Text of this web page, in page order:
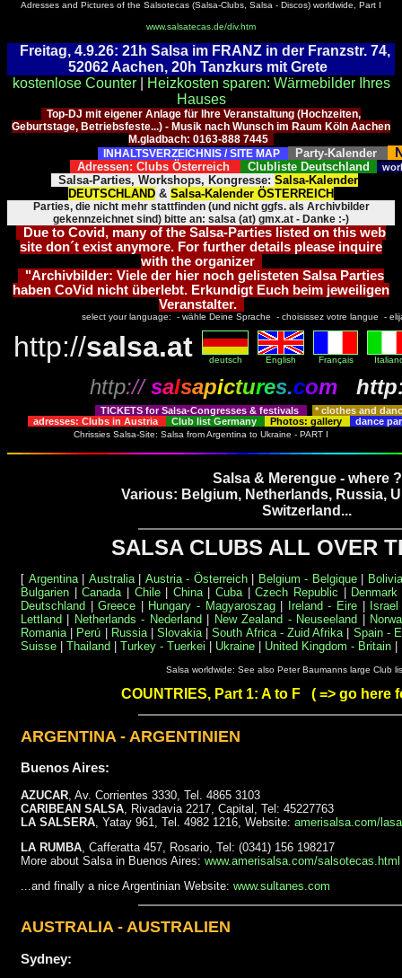
Adresses and Pictures of the Salsotecas (Salsa-Clubs, Salsa - Discos) worldwide, Part I
www.salsatecas.de/div.htm
Freitag, 4.9.26: 21h Salsa im FRANZ in der Franzstr. 74,
52062 Aachen, 20h Tanzkurs mit Grete
kostenlose Counter|
Heizkosten sparen: Wärmebilder Ihres
Hauses
Top-DJ mit eigener Anlage für Ihre Veranstaltung (Hochzeiten,
Geburtstage, Betriebsfeste...) - Musik nach Wunsch im Raum Köln Aachen
M.gladbach: 0163-888 7445
INHALTSVERZEICHNIS / SITE MAP
Party-Kalender
Adressen: Clubs Österreich Clubliste Deutschland
Salsa-Parties, Workshops, Kongresse: Salsa-Kalender
DEUTSCHLAND & Salsa-Kalender ÖSTERREICH
Parties, die nicht mehr stattfinden (und nicht ggfs. als Archivbilder
gekennzeichnet sind) bitte an: salsa (at) gmx.at - Danke :-)
Due to Covid, many of the Salsa-Parties listed on this web
site don´t exist anymore. For further details please inquire
with the organizer
"Archivbilder: Viele der hier noch gelisteten Salsa Parties
haben CoVid nicht überlebt. Erkundigt Euch beim jeweiligen
Veranstalter.
select your language: - wähle Deine Sprache - choisissez votre langue -
http://salsa.at deutsch English Français
http:// salsapictures.com
TICKETS for Salsa-Congresses & festivals
* clothes and
adresses: Clubs in Austria
Club list Germany Photos: gallery dance
Chrissies Salsa-Site: Salsa from Argentina to Ukraine - PART I
Salsa & Merengue - where ?
Various: Belgium, Netherlands, Russia,
Switzerland...
SALSA CLUBS ALL OVER
[ Argentina| Australia| Austria - Österreich| Belgium - Belgique|
Bulgarien |Canada| Chile| China|Cuba|Czech Republic Denmark
Deutschland |Greece Hungary - Magyaroszag| Ireland - Eire Israel
Lettland
Netherlands - Nederland New Zealand - Neuseeland
Romania| Perú Russia|Slovakia|South Africa - Zuid Afrika| Spain -
Suisse
Thailand Turkey - Tuerkei Ukraine United Kingdom - Britain
Salsa worldwide: See also Peter Baumanns large Club
COUNTRIES, Part 1: A to F ( => go here
ARGENTINA - ARGENTINIEN
Buenos Aires:
AZUCAR, Av. Corrientes 3330, Tel. 4865 3103
CARIBEAN SALSA, Rivadavia 2217, Capital, Tel: 45227763
LA SALSERA, Yatay 961, Tel. 4982 1216, Website: amerisalsa.com/
LA RUMBA, Cafferatta 457, Rosario, Tel: (0341) 156 198217
More about Salsa in Buenos Aires: www.amerisalsa.com/salsotecas.html
...and finally a nice Argentinian Website: www.sultanes.com
AUSTRALIA - AUSTRALIEN
Sydney: